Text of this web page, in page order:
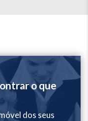
o que
dos seus